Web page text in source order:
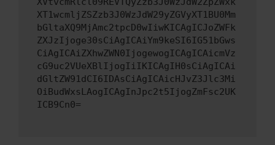
XT1wcmljZSZzb3J0WzJdW29yZGVyXT1BU0Mm
bGltaXQ9MjAmc2tpcD0wIiwKICAgICJoZWFk
ZXJzIjoge30sCiAgICAiYm9keSI6IG51bGws
CiAgICAiZXhwZWN0IjogewogICAgICAicmVz
cG9uc2VUeXBlIjogIiIKICAgIH0sCiAgICAi
dGltZW91dCI6IDAsCiAgICAicHJvZ3Jlc3Mi
OiBudWxsLAogICAgInJpc2t5IjogZmFsc2UK
ICB9Cn0=